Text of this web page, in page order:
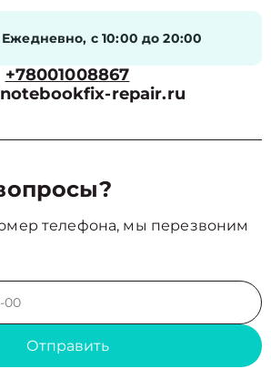
Ежедневно, с 10:00 до 20:00
+78001008867
repair.ru
телефона, мы перезвоним
Отправить